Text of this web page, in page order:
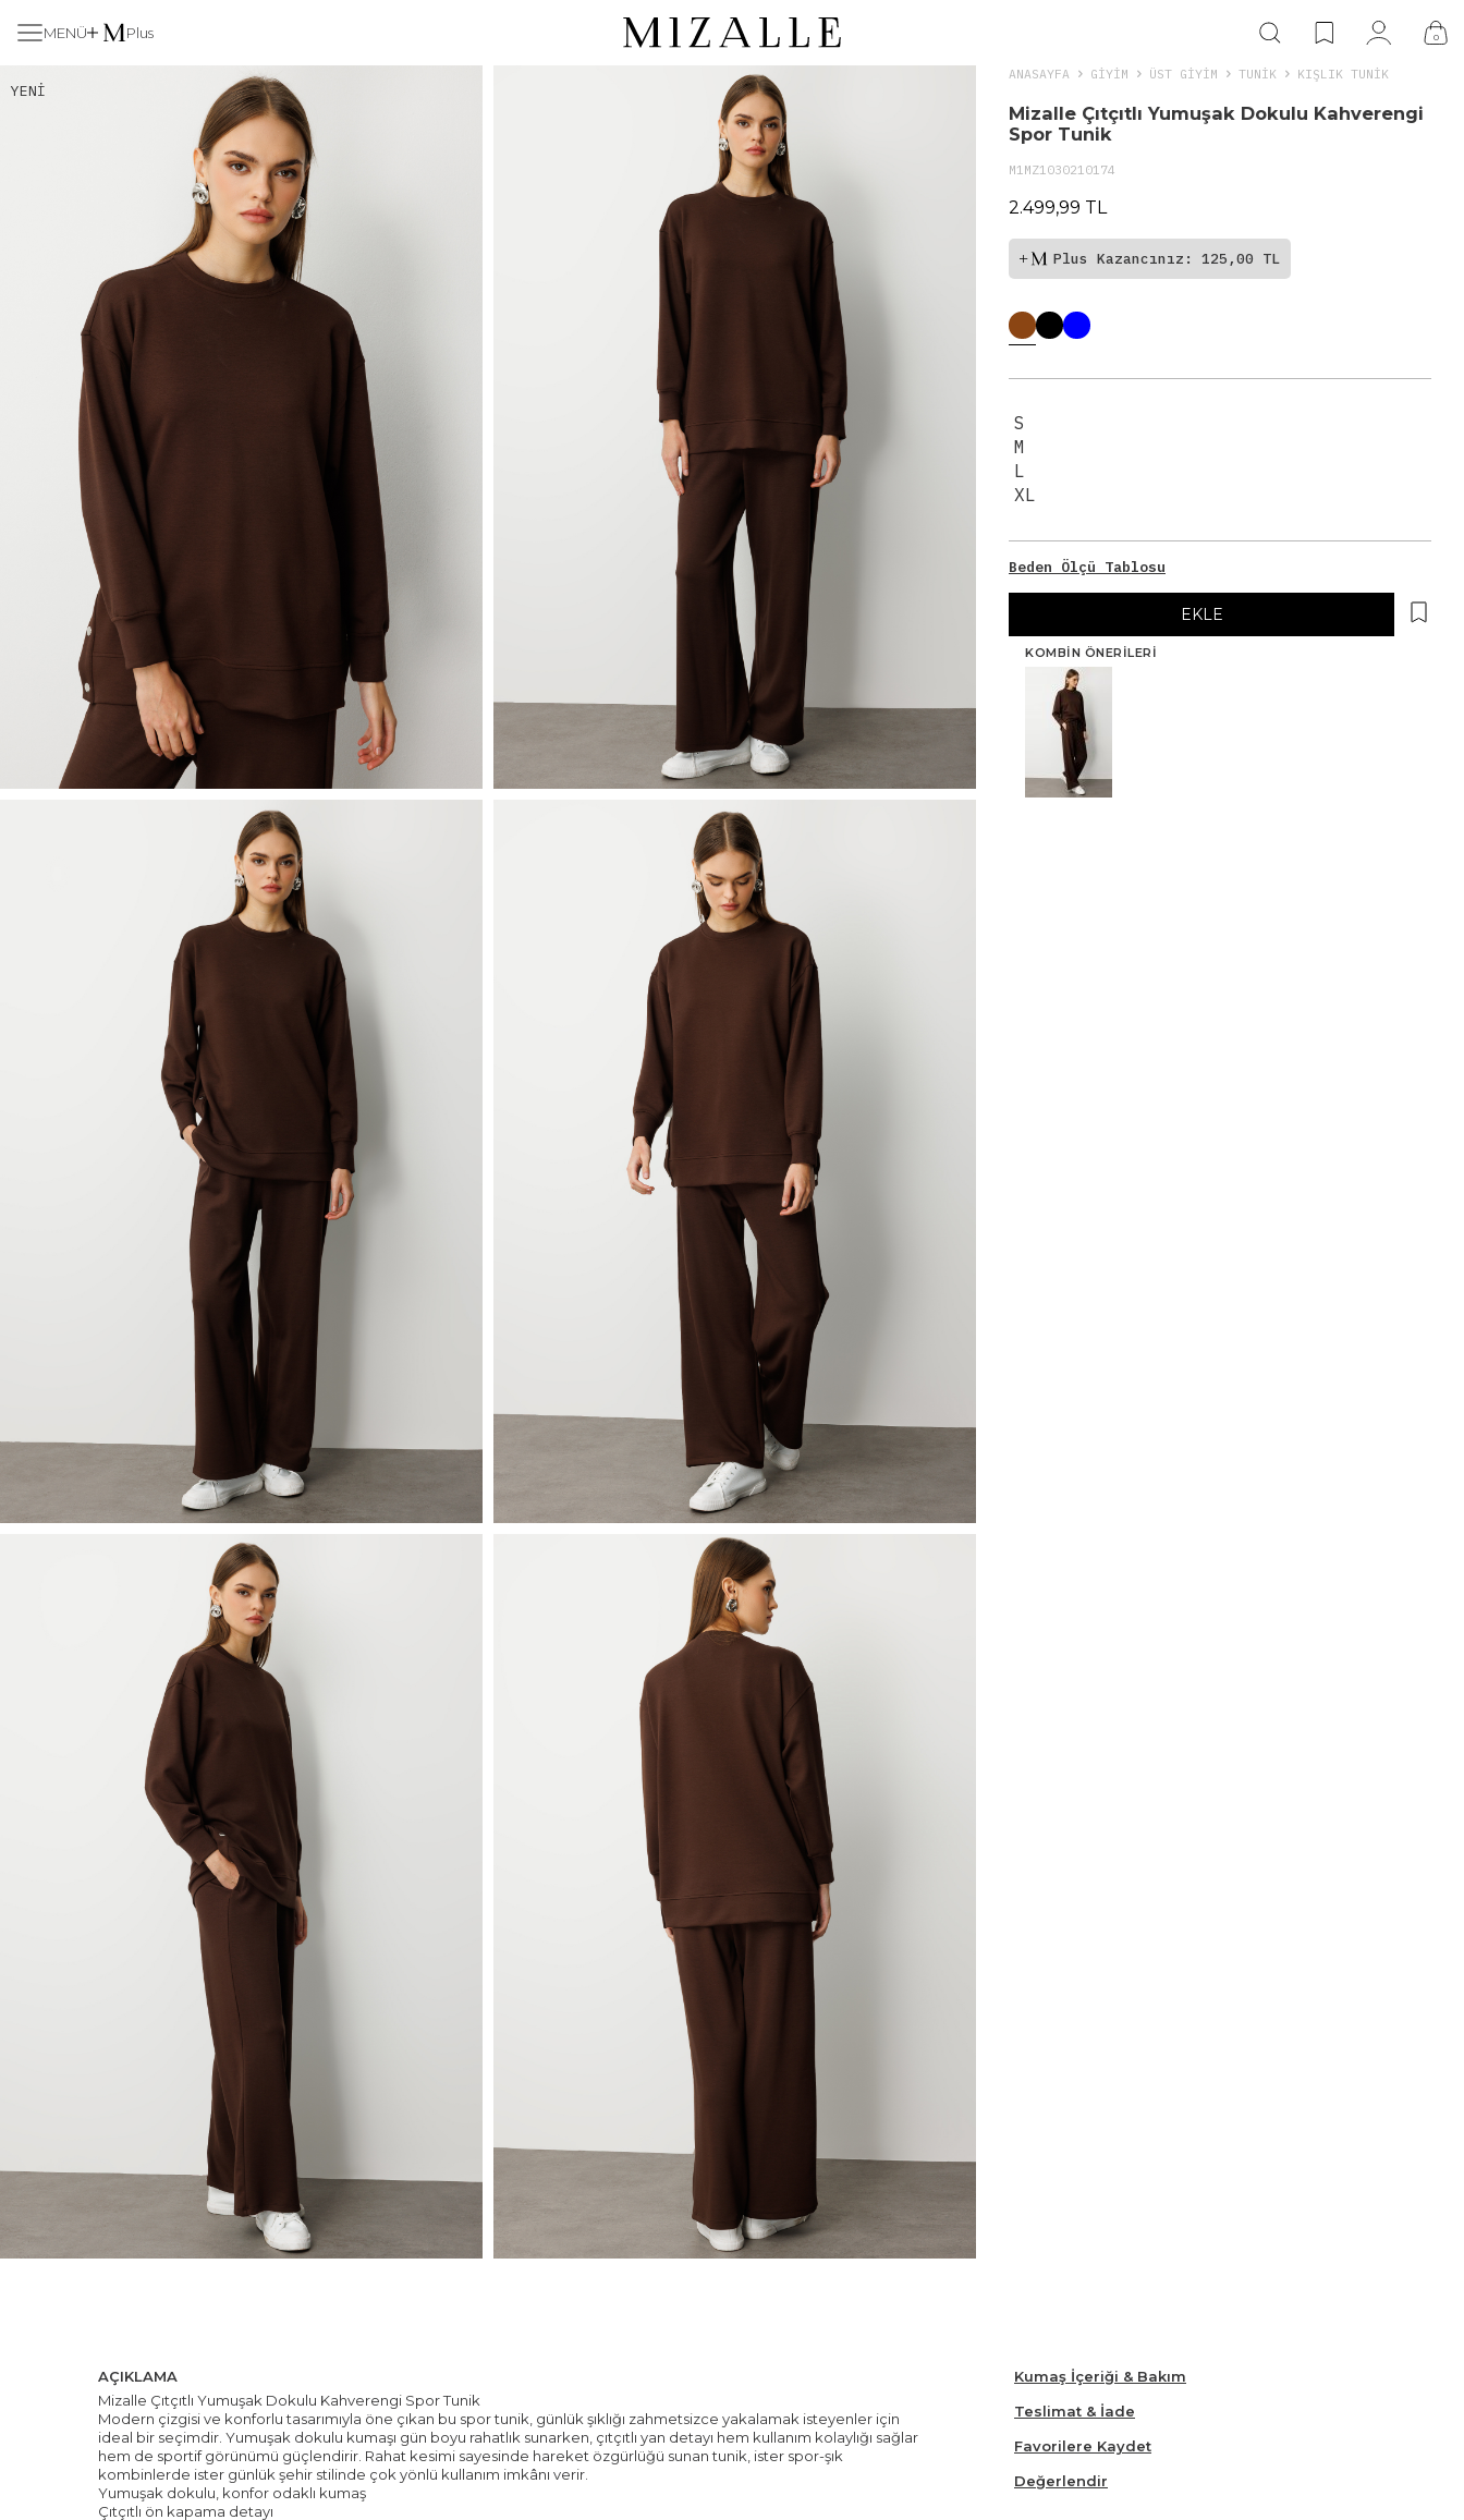
MENÜ Plus 0
YENI
ANASAYFA GIYIM ÜST GİYİM TUNIK KIŞLIK TUNIK
Mizalle Çıtçıtlı Yumuşak Dokulu Kahverengi
Spor Tunik
M1MZ1030210174
2.499,99 TL
Plus Kazancınız: 125,00 TL
S
M
L
XL
Beden Ölçü Tablosu
EKLE
KOMBIN ÖNERILERI
AÇIKLAMA
Mizalle Çıtçıtlı Yumuşak Dokulu Kahverengi Spor Tunik
Modern çizgisi ve konforlu tasarımıyla öne çıkan bu spor tunik, günlük şıklığı zahmetsizce yakalamak isteyenler için
ideal bir seçimdir. Yumuşak dokulu kumaşı gün boyu rahatlık sunarken, çıtçıtlı yan detayı hem kullanım kolaylığı sağlar
hem de sportif görünümü güçlendirir. Rahat kesimi sayesinde hareket özgürlüğü sunan tunik, ister spor-şık
kombinlerde ister günlük şehir stilinde çok yönlü kullanım imkânı verir.
Yumuşak dokulu, konfor odaklı kumaş
Çıtçıtlı ön kapama detayı
Kumaş İçeriği & Bakım
Teslimat & İade
Favorilere Kaydet
Değerlendir